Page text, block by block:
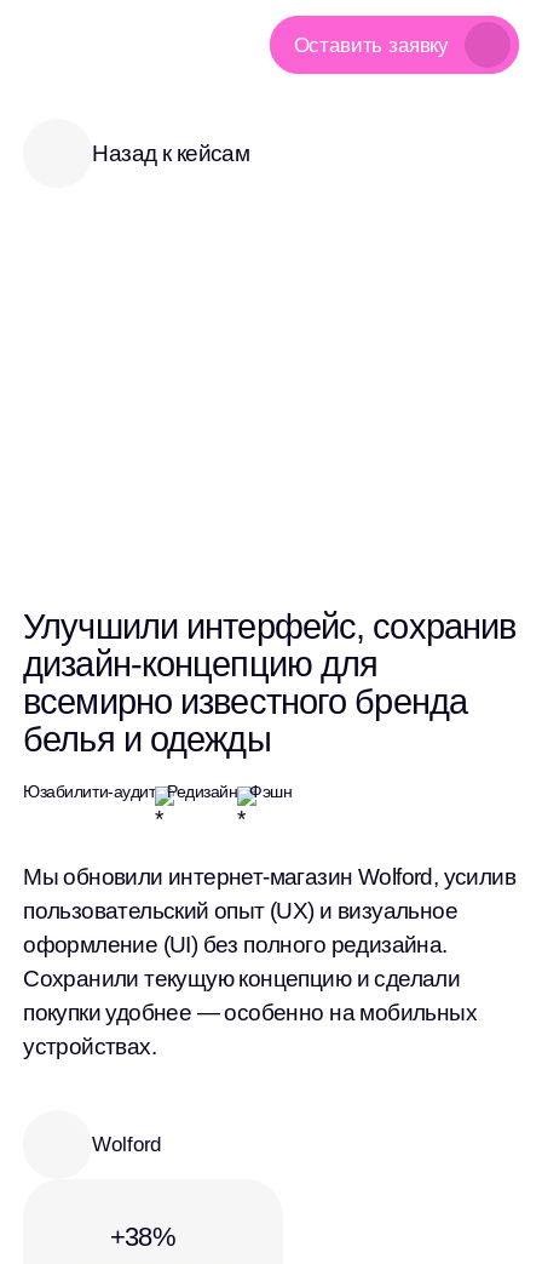
Оставить заявку
Назад к кейсам
Улучшили интерфейс, сохранив
дизайн-концепцию для
всемирно известного бренда
белья и одежды
Юзабилити-аудит Редизайн Фэшн
Мы обновили интернет-магазин Wolford, усилив
пользовательский опыт (UX) и визуальное
оформление (UI) без полного редизайна.
Сохранили текущую концепцию и сделали
покупки удобнее — особенно на мобильных
устройствах.
Wolford
+38%